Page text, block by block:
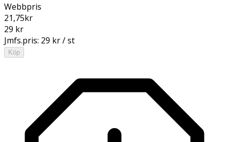
Webbpris
21,75kr
29 kr
Jmfs.pris: 29 kr / st
Köp